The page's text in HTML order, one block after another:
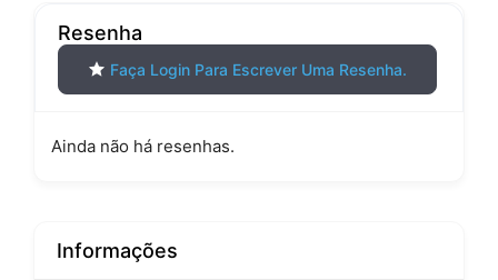
Resenha
Faça Login Para Escrever Uma Resenha.
Ainda não há resenhas.
Informações